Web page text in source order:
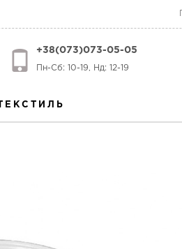
+38(073)073-05-05
Пн-Сб: 10-19, Нд: 12-19
ТЕКСТИЛЬ